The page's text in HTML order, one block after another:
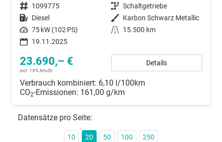
Fahrzeugnummer 1099775 Getriebe Schaltgetriebe
Kraftstoff Diesel Außenfarbe Karbon Schwarz Metallic
Leistung 75 kW (102 PS) Kilometerstand
15.500 km
19.11.2025
23.690,– €
incl. 19% MwSt.
Details
Verbrauch kombiniert: 6,10 l/100km
CO2-Emissionen: 161,00 g/km
Datensätze pro Seite:
10 20 50 100 250